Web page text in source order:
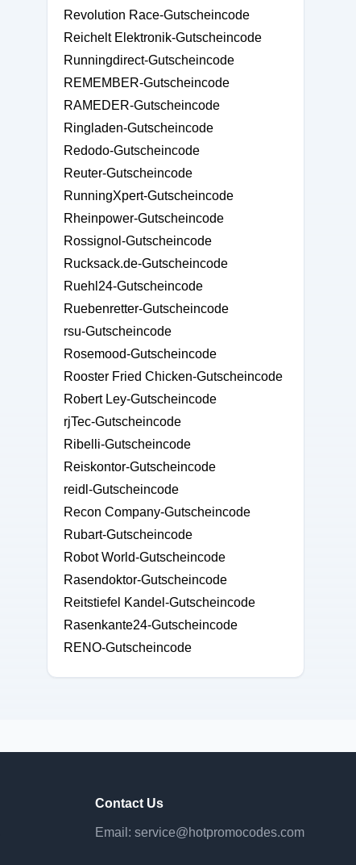
Revolution Race-Gutscheincode
Reichelt Elektronik-Gutscheincode
Runningdirect-Gutscheincode
REMEMBER-Gutscheincode
RAMEDER-Gutscheincode
Ringladen-Gutscheincode
Redodo-Gutscheincode
Reuter-Gutscheincode
RunningXpert-Gutscheincode
Rheinpower-Gutscheincode
Rossignol-Gutscheincode
Rucksack.de-Gutscheincode
Ruehl24-Gutscheincode
Ruebenretter-Gutscheincode
rsu-Gutscheincode
Rosemood-Gutscheincode
Rooster Fried Chicken-Gutscheincode
Robert Ley-Gutscheincode
rjTec-Gutscheincode
Ribelli-Gutscheincode
Reiskontor-Gutscheincode
reidl-Gutscheincode
Recon Company-Gutscheincode
Rubart-Gutscheincode
Robot World-Gutscheincode
Rasendoktor-Gutscheincode
Reitstiefel Kandel-Gutscheincode
Rasenkante24-Gutscheincode
RENO-Gutscheincode
Contact Us
Email: service@hotpromocodes.com